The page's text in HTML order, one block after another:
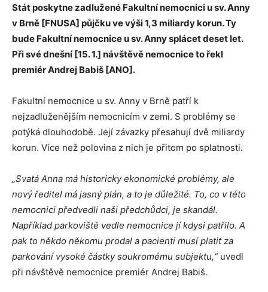
Stát poskytne zadlužené Fakultní nemocnici u sv. Anny
v Brně [FNUSA] půjčku ve výši 1,3 miliardy korun. Ty
bude Fakultní nemocnice u sv. Anny splácet deset let.
Při své dnešní [15. 1.] návštěvě nemocnice to řekl
premiér Andrej Babiš [ANO].
Fakultní nemocnice u sv. Anny v Brně patří k
nejzadluženějším nemocnicím v zemi. S problémy se
potýká dlouhodobě. Její závazky přesahují dvě miliardy
korun. Více než polovina z nich je přitom po splatnosti.
„Svatá Anna má historicky ekonomické problémy, ale
nový ředitel má jasný plán, a to je důležité. To, co v této
nemocnici předvedli naši předchůdci, je skandál.
Například parkoviště vedle nemocnice jí kdysi patřilo. A
pak to někdo někomu prodal a pacienti musí platit za
parkování vysoké částky soukromému subjektu,“ uvedl
při návštěvě nemocnice premiér Andrej Babiš.